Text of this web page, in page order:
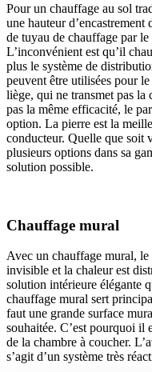
Pour un chauffage au sol
une hauteur
de tuyau de chauffage par
L’inconvénient est qu’il
plus le système de
peuvent être utilisées pour
liège, qui ne transmet pas la
pas la même efficacité, le
option. La pierre est la
conducteur. Quelle que soit
plusieurs options dans sa
solution possible.
Chauffage mural
Avec un chauffage mural,
invisible et la chaleur est
solution intérieure élégante
chauffage mural sert
faut une grande surface
souhaitée. C’est pourquoi il
de la chambre à coucher.
s’agit d’un système très